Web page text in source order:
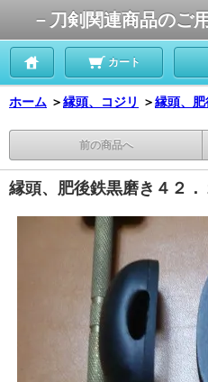
－刀剣関連商品のご
カート
ホーム ＞縁頭、コジリ ＞縁頭、
前の商品へ
縁頭、肥後鉄黒磨き４２．